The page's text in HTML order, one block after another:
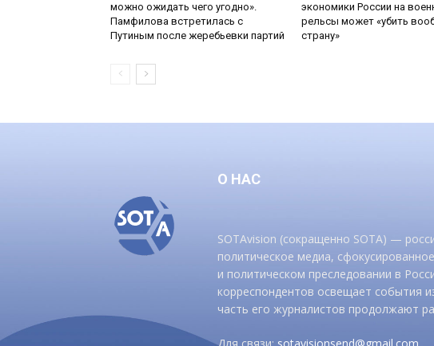
можно ожидать чего угодно».
Памфилова встретилась с
Путиным после жеребьевки партий
экономики России на
рельсы может «убить
страну»
О НАС
SOTAvision (сокращенно SOTA) —
политическое медиа,
и политическом преследовании в
корреспондентов освещает события
часть его журналистов продолжают